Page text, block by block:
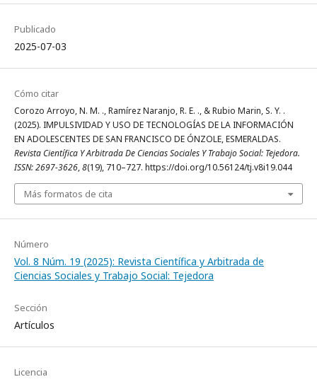
Publicado
2025-07-03
Cómo citar
Corozo Arroyo, N. M. ., Ramírez Naranjo, R. E. ., & Rubio Marin, S. Y. .
(2025). IMPULSIVIDAD Y USO DE TECNOLOGÍAS DE LA INFORMACIÓN
EN ADOLESCENTES DE SAN FRANCISCO DE ÓNZOLE, ESMERALDAS.
Revista Científica Y Arbitrada De Ciencias Sociales Y Trabajo Social: Tejedora.
ISSN: 2697-3626,8(19), 710–727. https://doi.org/10.56124/tj.v8i19.044
Más formatos de cita
Número
Vol. 8 Núm. 19 (2025): Revista Científica y Arbitrada de
Ciencias Sociales y Trabajo Social: Tejedora
Sección
Artículos
Licencia